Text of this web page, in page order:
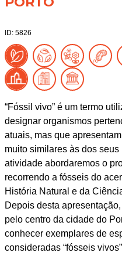
ID: 5826
“Fóssil vivo” é um termo
designar organismos
atuais, mas que
muito similares às dos
atividade abordaremos o
recorrendo a fósseis do
História Natural e da
Depois desta
pelo centro da cidade do
conhecer exemplares de
consideradas “fósseis